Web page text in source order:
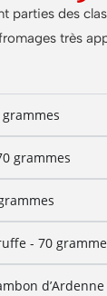
parties des
très
grammes
- 70